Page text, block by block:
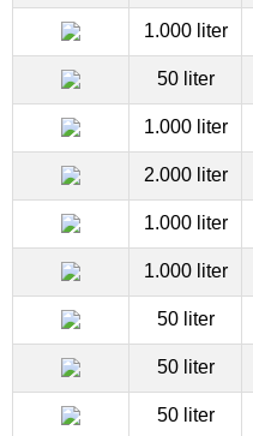
1.000 liter
50 liter
1.000 liter
2.000 liter
1.000 liter
1.000 liter
50 liter
50 liter
50 liter